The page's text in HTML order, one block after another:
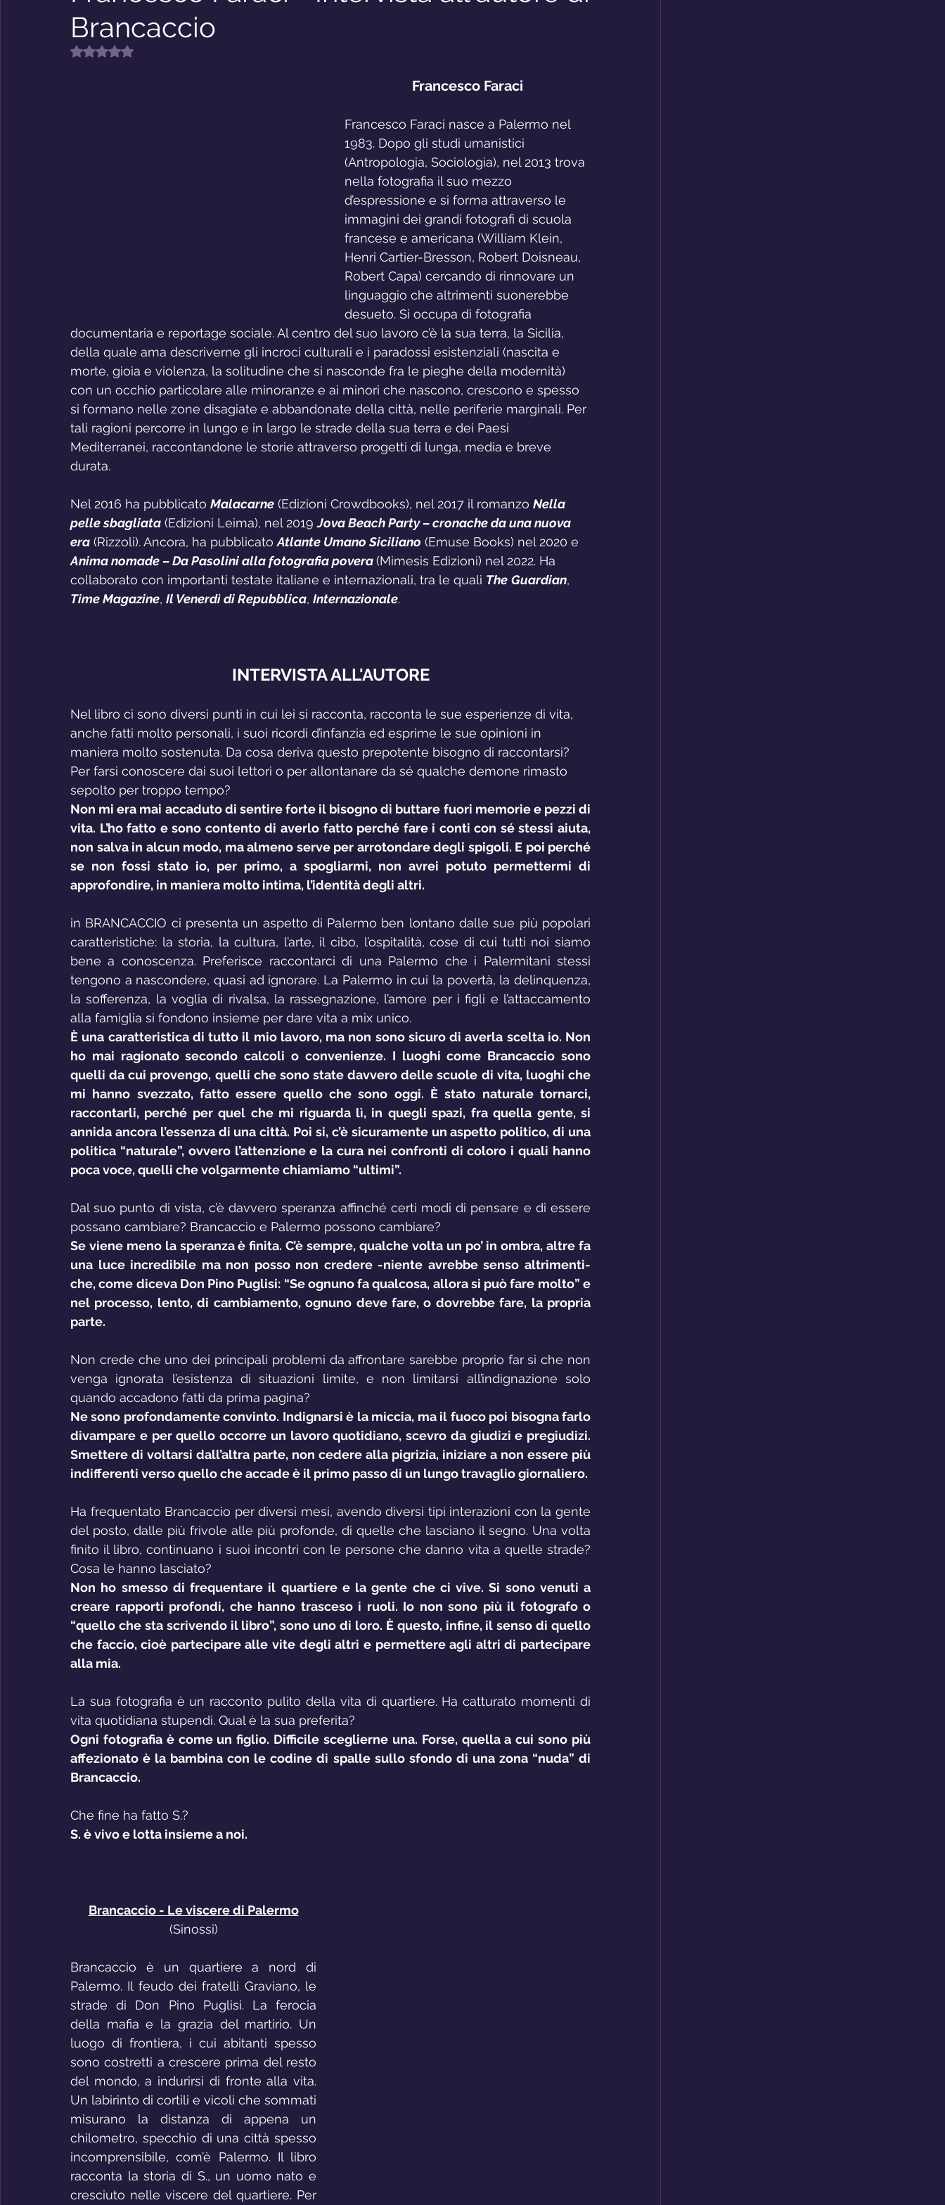
Riflessioni Premio Nabokov
Brancaccio
Valutazione NaN stelle su 5.
Francesco Faraci
Francesco Faraci nasce a Palermo nel
1983. Dopo gli studi umanistici
(Antropologia, Sociologia), nel 2013 trova
nella fotografia il suo mezzo
d’espressione e si forma attraverso le
immagini dei grandi fotografi di scuola
francese e americana (William Klein,
Henri Cartier-Bresson, Robert Doisneau,
Robert Capa) cercando di rinnovare un
linguaggio che altrimenti suonerebbe
desueto. Si occupa di fotografia
documentaria e reportage sociale. Al centro del suo lavoro c’è la sua terra, la Sicilia,
della quale ama descriverne gli incroci culturali e i paradossi esistenziali (nascita e
morte, gioia e violenza, la solitudine che si nasconde fra le pieghe della modernità)
con un occhio particolare alle minoranze e ai minori che nascono, crescono e spesso
si formano nelle zone disagiate e abbandonate della città, nelle periferie marginali. Per
tali ragioni percorre in lungo e in largo le strade della sua terra e dei Paesi
Mediterranei, raccontandone le storie attraverso progetti di lunga, media e breve
durata.
Nel 2016 ha pubblicato Malacarne (Edizioni Crowdbooks), nel 2017 il romanzo Nella
pelle sbagliata (Edizioni Leima), nel 2019 Jova Beach Party – cronache da una nuova
era (Rizzoli). Ancora, ha pubblicato Atlante Umano Siciliano (Emuse Books) nel 2020 e
Anima nomade – Da Pasolini alla fotografia povera (Mimesis Edizioni) nel 2022. Ha
collaborato con importanti testate italiane e internazionali, tra le quali The Guardian,
Time Magazine, Il Venerdì di Repubblica, Internazionale.
INTERVISTA ALL'AUTORE
Nel libro ci sono diversi punti in cui lei si racconta, racconta le sue esperienze di vita,
anche fatti molto personali, i suoi ricordi d’infanzia ed esprime le sue opinioni in
maniera molto sostenuta. Da cosa deriva questo prepotente bisogno di raccontarsi?
Per farsi conoscere dai suoi lettori o per allontanare da sé qualche demone rimasto
sepolto per troppo tempo?
Non mi era mai accaduto di sentire forte il bisogno di buttare fuori memorie e pezzi di
vita. L’ho fatto e sono contento di averlo fatto perché fare i conti con sé stessi aiuta,
non salva in alcun modo, ma almeno serve per arrotondare degli spigoli. E poi perché
se non fossi stato io, per primo, a spogliarmi, non avrei potuto permettermi di
approfondire, in maniera molto intima, l’identità degli altri.
in BRANCACCIO ci presenta un aspetto di Palermo ben lontano dalle sue più popolari
caratteristiche: la storia, la cultura, l’arte, il cibo, l’ospitalità, cose di cui tutti noi siamo
bene a conoscenza. Preferisce raccontarci di una Palermo che i Palermitani stessi
tengono a nascondere, quasi ad ignorare. La Palermo in cui la povertà, la delinquenza,
la sofferenza, la voglia di rivalsa, la rassegnazione, l’amore per i figli e l’attaccamento
alla famiglia si fondono insieme per dare vita a mix unico.
È una caratteristica di tutto il mio lavoro, ma non sono sicuro di averla scelta io. Non
ho mai ragionato secondo calcoli o convenienze. I luoghi come Brancaccio sono
quelli da cui provengo, quelli che sono state davvero delle scuole di vita, luoghi che
mi hanno svezzato, fatto essere quello che sono oggi. È stato naturale tornarci,
raccontarli, perché per quel che mi riguarda lì, in quegli spazi, fra quella gente, si
annida ancora l’essenza di una città. Poi si, c’è sicuramente un aspetto politico, di una
politica “naturale”, ovvero l’attenzione e la cura nei confronti di coloro i quali hanno
poca voce, quelli che volgarmente chiamiamo “ultimi”.
Dal suo punto di vista, c’è davvero speranza affinché certi modi di pensare e di essere
possano cambiare? Brancaccio e Palermo possono cambiare?
Se viene meno la speranza è finita. C’è sempre, qualche volta un po’ in ombra, altre fa
una luce incredibile ma non posso non credere -niente avrebbe senso altrimenti-
che, come diceva Don Pino Puglisi: “Se ognuno fa qualcosa, allora si può fare molto” e
nel processo, lento, di cambiamento, ognuno deve fare, o dovrebbe fare, la propria
parte.
Non crede che uno dei principali problemi da affrontare sarebbe proprio far si che non
venga ignorata l’esistenza di situazioni limite, e non limitarsi all’indignazione solo
quando accadono fatti da prima pagina?
Ne sono profondamente convinto. Indignarsi è la miccia, ma il fuoco poi bisogna farlo
divampare e per quello occorre un lavoro quotidiano, scevro da giudizi e pregiudizi.
Smettere di voltarsi dall’altra parte, non cedere alla pigrizia, iniziare a non essere più
indifferenti verso quello che accade è il primo passo di un lungo travaglio giornaliero.
Ha frequentato Brancaccio per diversi mesi, avendo diversi tipi interazioni con la gente
del posto, dalle più frivole alle più profonde, di quelle che lasciano il segno. Una volta
finito il libro, continuano i suoi incontri con le persone che danno vita a quelle strade?
Cosa le hanno lasciato?
Non ho smesso di frequentare il quartiere e la gente che ci vive. Si sono venuti a
creare rapporti profondi, che hanno trasceso i ruoli. Io non sono più il fotografo o
“quello che sta scrivendo il libro”, sono uno di loro. È questo, infine, il senso di quello
che faccio, cioè partecipare alle vite degli altri e permettere agli altri di partecipare
alla mia.
La sua fotografia è un racconto pulito della vita di quartiere. Ha catturato momenti di
vita quotidiana stupendi. Qual è la sua preferita?
Ogni fotografia è come un figlio. Difficile sceglierne una. Forse, quella a cui sono più
affezionato è la bambina con le codine di spalle sullo sfondo di una zona “nuda” di
Brancaccio.
Che fine ha fatto S.?
S. è vivo e lotta insieme a noi.
Brancaccio - Le viscere di Palermo
(Sinossi)
Brancaccio è un quartiere a nord di
Palermo. Il feudo dei fratelli Graviano, le
strade di Don Pino Puglisi. La ferocia
della mafia e la grazia del martirio. Un
luogo di frontiera, i cui abitanti spesso
sono costretti a crescere prima del resto
del mondo, a indurirsi di fronte alla vita.
Un labirinto di cortili e vicoli che sommati
misurano la distanza di appena un
chilometro, specchio di una città spesso
incomprensibile, com’è Palermo. Il libro
racconta la storia di S., un uomo nato e
cresciuto nelle viscere del quartiere. Per